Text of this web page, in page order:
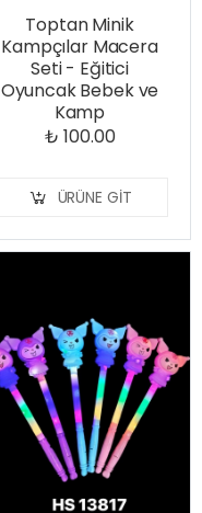
Toptan Minik
Kampçılar Macera
Seti - Eğitici
Oyuncak Bebek ve
Kamp
₺ 100.00
ÜRÜNE GIT